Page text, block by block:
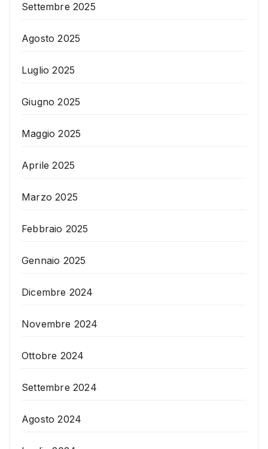
Settembre 2025
Agosto 2025
Luglio 2025
Giugno 2025
Maggio 2025
Aprile 2025
Marzo 2025
Febbraio 2025
Gennaio 2025
Dicembre 2024
Novembre 2024
Ottobre 2024
Settembre 2024
Agosto 2024